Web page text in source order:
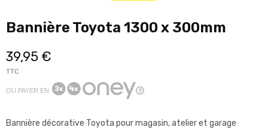
Bannière Toyota 1300 x 300mm
39,95 €
TTC
OU PAYER EN
Bannière décorative Toyota pour magasin, atelier et garage